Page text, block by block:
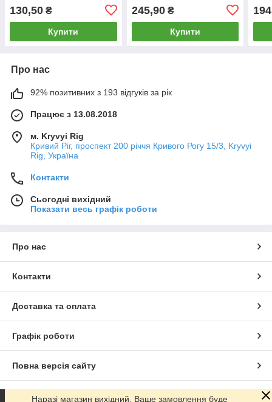
130,50 ₴
Купити
245,90₴
Купити
Про нас
92% позитивних з 193 відгуків за рік
Працює з 13.08.2018
м. Kryvyi Rig
Кривий Ріг, проспект 200 річчя Кривого Рогу 15/3, Kryvyi
Rig, Україна
Контакти
Сьогодні вихідний
Показати весь графік роботи
Про нас
Контакти
Доставка та оплата
Графік роботи
Повна версія сайту
Сайт створено на маркетплейсі
Наразі магазин вихідний, Ваше замовлення буде